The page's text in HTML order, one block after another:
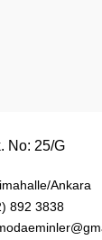
No: 25/G
Ankara
892 3838